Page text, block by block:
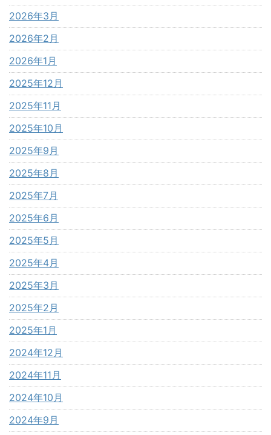
2026年3月
2026年2月
2026年1月
2025年12月
2025年11月
2025年10月
2025年9月
2025年8月
2025年7月
2025年6月
2025年5月
2025年4月
2025年3月
2025年2月
2025年1月
2024年12月
2024年11月
2024年10月
2024年9月